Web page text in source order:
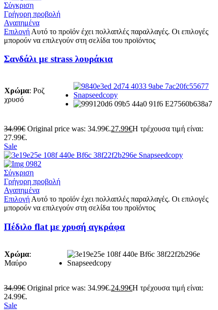
Σύγκριση
Γρήγορη προβολή
Αγαπημένα
Επιλογή Αυτό το προϊόν έχει πολλαπλές παραλλαγές. Οι επιλογές
μπορούν να επιλεγούν στη σελίδα του προϊόντος
Σανδάλι με strass λουράκια
Χρώμα: Ροζ
χρυσό
34.99€ Original price was: 34.99€.27.99€Η τρέχουσα τιμή είναι:
27.99€.
Sale
Σύγκριση
Γρήγορη προβολή
Αγαπημένα
Επιλογή Αυτό το προϊόν έχει πολλαπλές παραλλαγές. Οι επιλογές
μπορούν να επιλεγούν στη σελίδα του προϊόντος
Πέδιλο flat με χρυσή αγκράφα
Χρώμα:
Μαύρο
34.99€ Original price was: 34.99€.24.99€Η τρέχουσα τιμή είναι:
24.99€.
Sale